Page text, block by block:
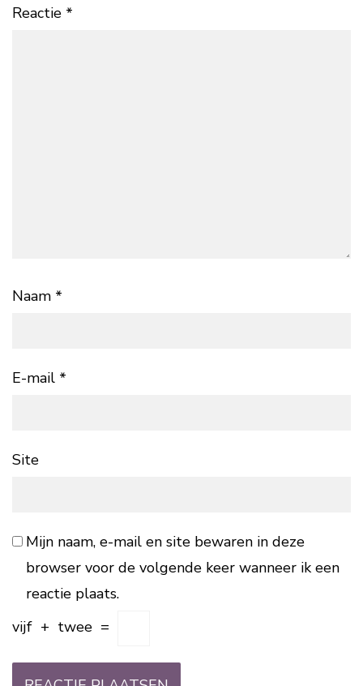
Reactie *
Naam *
E-mail *
Site
Mijn naam, e-mail en site bewaren in deze
browser voor de volgende keer wanneer ik een
reactie plaats.
vijf + twee =